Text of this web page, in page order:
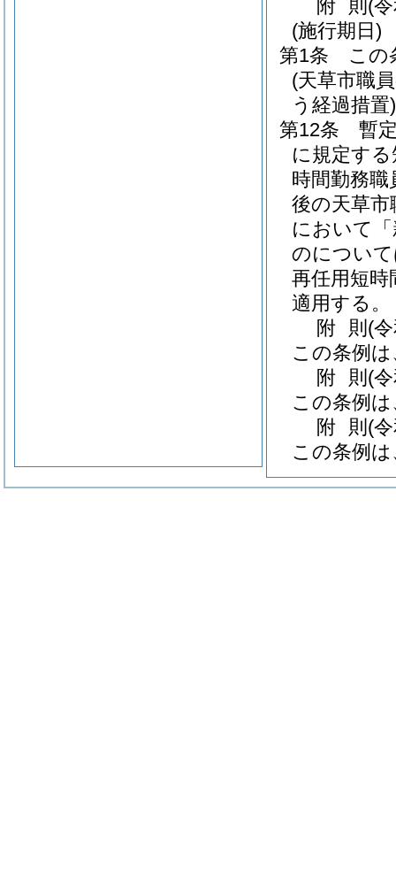
附 則 (
(施行期日)
第1条
この
(天草市職
う経過措置)
第12条
暫
に規定す
時間勤務
後の天草市
において
のについ
再任用短
適用する。
附 則 (
この条例
附 則 (
この条例
附 則 (
この条例